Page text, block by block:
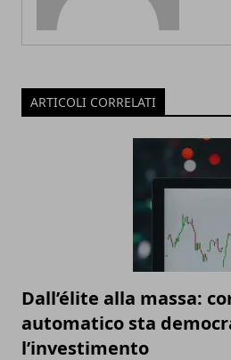
ARTICOLI CORRELATI
Dall’élite alla massa:
automatico sta
l’investimento